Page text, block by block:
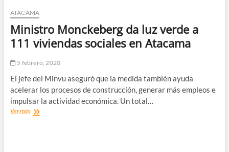
ATACAMA
Ministro Monckeberg da luz verde a
111 viviendas sociales en Atacama
5 febrero, 2020
El jefe del Minvu aseguró que la medida también ayuda
acelerar los procesos de construcción, generar más empleos e
impulsar la actividad económica. Un total…
Ver másMinistro